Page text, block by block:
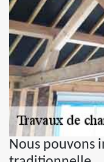
Nous pouvons